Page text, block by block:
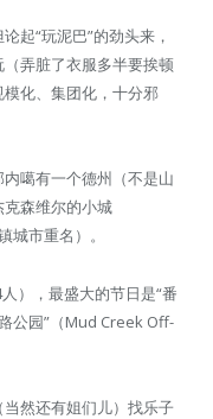
起“玩泥巴”的劲头来，
弄脏了衣服多半要挨顿
化、集团化，十分邪
噶有一个德州（不是山
森维尔的小城
城市重名）。
），最盛大的节日是“番
公园”（Mud Creek Off-
然还有姐们儿）找乐子